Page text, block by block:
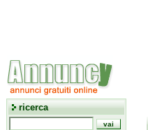
ricerca